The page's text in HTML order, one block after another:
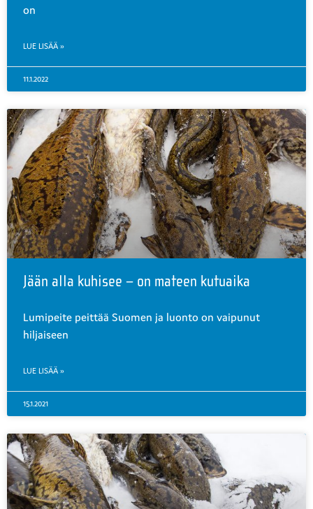
on
LUE LISÄÄ »
11.1.2022
Jään alla kuhisee – on mateen kutuaika
Lumipeite peittää Suomen ja luonto on vaipunut
hiljaiseen
LUE LISÄÄ »
15.1.2021